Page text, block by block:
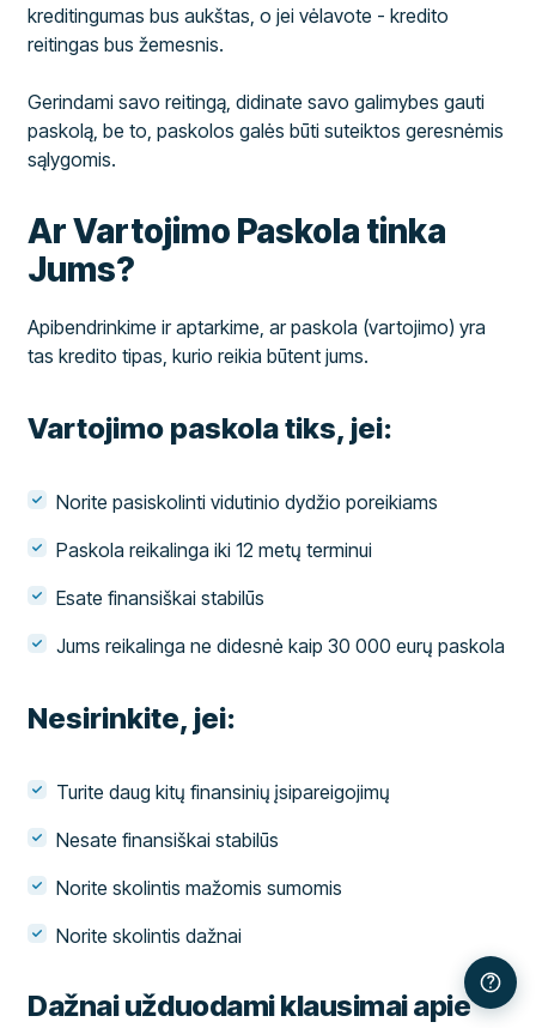
kreditingumas bus aukštas, o jei vėlavote - kredito
reitingas bus žemesnis.
Gerindami savo reitingą, didinate savo galimybes gauti
paskolą, be to, paskolos galės būti suteiktos geresnėmis
sąlygomis.
Ar Vartojimo Paskola tinka
Jums?
Apibendrinkime ir aptarkime, ar paskola (vartojimo) yra
tas kredito tipas, kurio reikia būtent jums.
Vartojimo paskola tiks, jei:
Norite pasiskolinti vidutinio dydžio poreikiams
Paskola reikalinga iki 12 metų terminui
Esate finansiškai stabilūs
Jums reikalinga ne didesnė kaip 30 000 eurų paskola
Nesirinkite, jei:
Turite daug kitų finansinių įsipareigojimų
Nesate finansiškai stabilūs
Norite skolintis mažomis sumomis
Norite skolintis dažnai
Dažnai užduodami klausimai apie